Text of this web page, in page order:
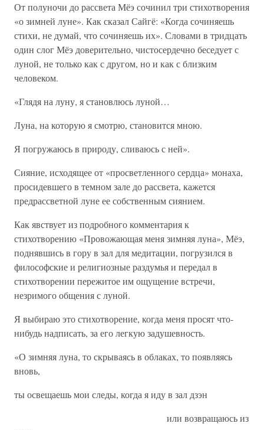
От полуночи до рассвета Мёэ сочинил три стихотворения
«о зимней луне». Как сказал Сайгё: «Когда сочиняешь
стихи, не думай, что сочиняешь их». Словами в тридцать
один слог Мёэ доверительно, чистосердечно беседует с
луной, не только как с другом, но и как с близким
человеком.
«Глядя на луну, я становлюсь луной…
Луна, на которую я смотрю, становится мною.
Я погружаюсь в природу, сливаюсь с ней».
Сияние, исходящее от «просветленного сердца» монаха,
просидевшего в темном зале до рассвета, кажется
предрассветной луне ее собственным сиянием.
Как явствует из подробного комментария к
стихотворению «Провожающая меня зимняя луна», Мёэ,
поднявшись в гору в зал для медитации, погрузился в
философские и религиозные раздумья и передал в
стихотворении пережитое им ощущение встречи,
незримого общения с луной.
Я выбираю это стихотворение, когда меня просят что-
нибудь надписать, за его легкую задушевность.
«О зимняя луна, то скрываясь в облаках, то появляясь
вновь,
ты освещаешь мои следы, когда я иду в зал дзэн
или возвращаюсь из